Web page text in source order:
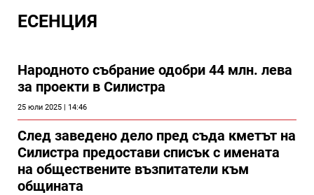
ЕСЕНЦИЯ
Народното събрание одобри 44 млн. лева
за проекти в Силистра
25 юли 2025 | 14:46
След заведено дело пред съда кметът на
Силистра предостави списък с имената
на обществените възпитатели към
общината